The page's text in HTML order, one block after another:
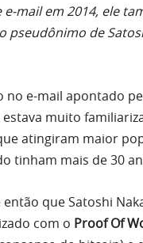
e-mail em 2014, ele
pseudônimo de
no e-mail apontado
muito
atingiram maior
tinham mais de 30
então que Satoshi
com o Proof Of